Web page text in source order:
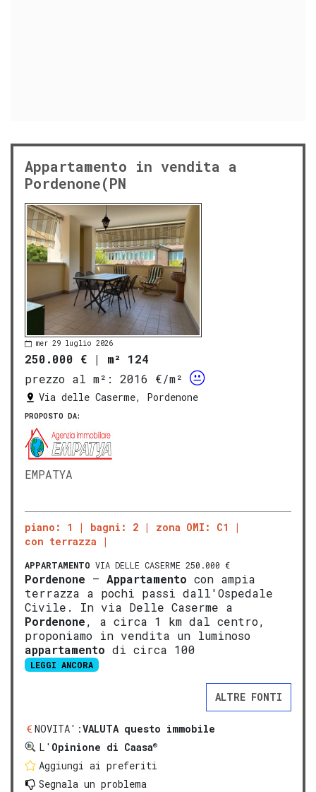
Appartamento in vendita a
Pordenone(PN
mer 29 luglio 2026
250.000 € | m² 124
prezzo al m²:
2016 €/m²
Via delle Caserme, Pordenone
PROPOSTO DA:
EMPATYA
piano: 1 bagni: 2
zona OMI: C1
con terrazza
APPARTAMENTO VIA DELLE CASERME 250.000 €
Pordenone – Appartamento con ampia
terrazza a pochi passi dall'Ospedale
Civile. In via Delle Caserme a
Pordenone, a circa 1 km dal centro,
proponiamo in vendita un luminoso
appartamento di circa 100
LEGGI ANCORA
ALTRE FONTI
NOVITA':VALUTA questo immobile
L' Opinione di Caasa®
Aggiungi ai preferiti
Segnala un problema